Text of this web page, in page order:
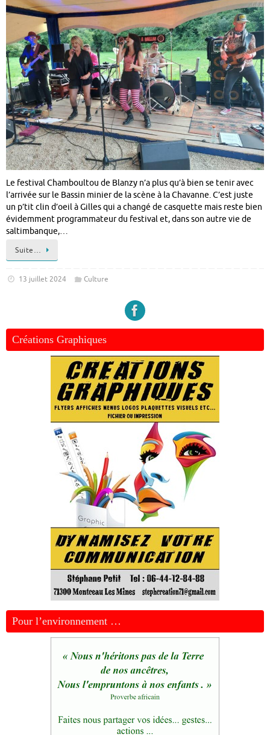
Le festival Chamboultou de Blanzy n’a plus qu’à bien se tenir avec
l’arrivée sur le Bassin minier de la scène à la Chavanne. C’est juste
un p’tit clin d’oeil à Gilles qui a changé de casquette mais reste bien
évidemment programmateur du festival et, dans son autre vie de
saltimbanque,…
Suite…
13 juillet 2024 Culture
Créations Graphiques
Pour l’environnement …